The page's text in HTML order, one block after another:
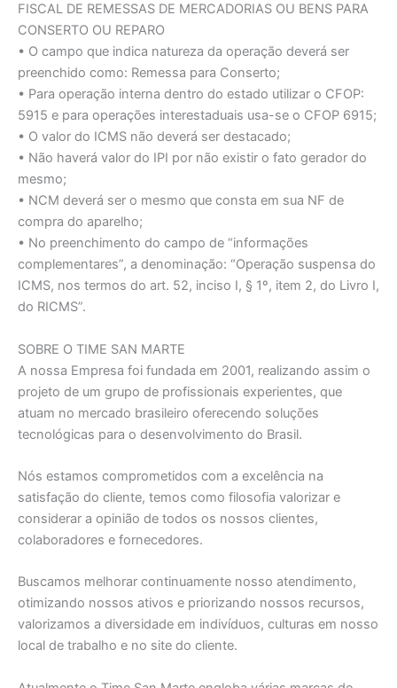
FISCAL DE REMESSAS DE MERCADORIAS OU BENS PARA
CONSERTO OU REPARO
• O campo que indica natureza da operação deverá ser
preenchido como: Remessa para Conserto;
• Para operação interna dentro do estado utilizar o CFOP:
5915 e para operações interestaduais usa-se o CFOP 6915;
• O valor do ICMS não deverá ser destacado;
• Não haverá valor do IPI por não existir o fato gerador do
mesmo;
• NCM deverá ser o mesmo que consta em sua NF de
compra do aparelho;
• No preenchimento do campo de “informações
complementares”, a denominação: “Operação suspensa do
ICMS, nos termos do art. 52, inciso I, § 1º, item 2, do Livro I,
do RICMS”.
SOBRE O TIME SAN MARTE
A nossa Empresa foi fundada em 2001, realizando assim o
projeto de um grupo de profissionais experientes, que
atuam no mercado brasileiro oferecendo soluções
tecnológicas para o desenvolvimento do Brasil.
Nós estamos comprometidos com a excelência na
satisfação do cliente, temos como filosofia valorizar e
considerar a opinião de todos os nossos clientes,
colaboradores e fornecedores.
Buscamos melhorar continuamente nosso atendimento,
otimizando nossos ativos e priorizando nossos recursos,
valorizamos a diversidade em indivíduos, culturas em nosso
local de trabalho e no site do cliente.